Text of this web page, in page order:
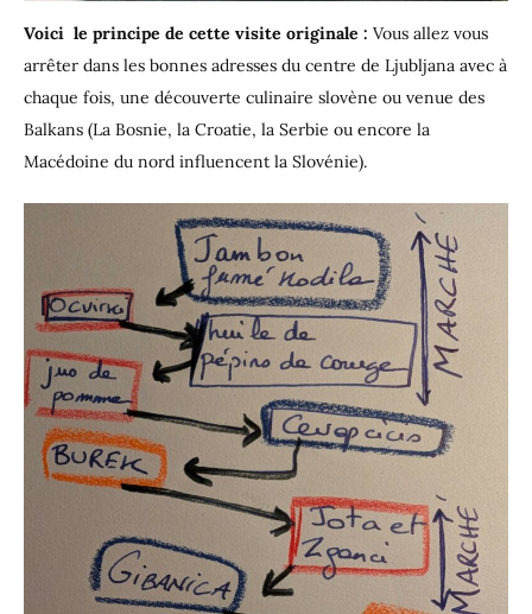
Voici le principe de cette visite originale : Vous allez vous
arrêter dans les bonnes adresses du centre de Ljubljana avec à
chaque fois, une découverte culinaire slovène ou venue des
Balkans (La Bosnie, la Croatie, la Serbie ou encore la
Macédoine du nord influencent la Slovénie).